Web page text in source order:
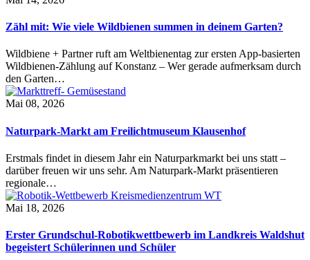
Zähl mit: Wie viele Wildbienen summen in deinem Garten?
Wildbiene + Partner ruft am Weltbienentag zur ersten App-basierten
Wildbienen-Zählung auf Konstanz – Wer gerade aufmerksam durch
den Garten…
Mai 08, 2026
Naturpark-Markt am Freilichtmuseum Klausenhof
Erstmals findet in diesem Jahr ein Naturparkmarkt bei uns statt –
darüber freuen wir uns sehr. Am Naturpark-Markt präsentieren
regionale…
Mai 18, 2026
Erster Grundschul-Robotikwettbewerb im Landkreis Waldshut
begeistert Schülerinnen und Schüler